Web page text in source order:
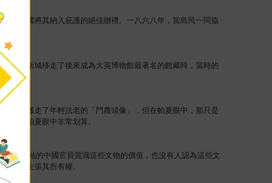
球帝國將其納入庇護的絕佳贈禮。一八六八年，當島民一同協
爵從衛城移走了後來成為大英博物館最著名的館藏時，當時的
建材。
選擇搬走了年輕法老的「門農頭像」，但在帕夏眼中，那只是
易在帕夏眼中非常划算。
贈卷軸的中國官員賞識這些文物的價值，也沒有人認為這些文
便能主張其所有權。